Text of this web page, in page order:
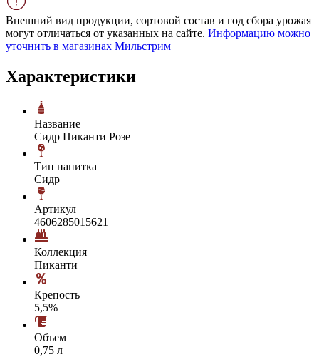
Внешний вид продукции, сортовой состав и год сбора урожая
могут отличаться от указанных на сайте. Информацию можно
уточнить в магазинах Мильстрим
Характеристики
Название
Сидр Пиканти Розе
Тип напитка
Сидр
Артикул
4606285015621
Коллекция
Пиканти
Крепость
5,5%
Объем
0,75 л